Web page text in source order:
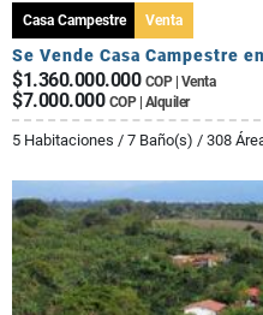
Casa Campestre Venta
Se Vende Casa Campestre
$1.360.000.000 COP | Venta
$7.000.000 COP | Alquiler
5 Habitaciones / 7 Baño(s) / 308